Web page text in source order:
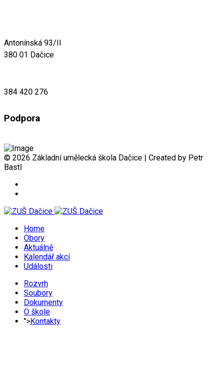
Antonínská 93/II
380 01 Dačice
384 420 276
Podpora
© 2026 Základní umělecká škola Dačice | Created by Petr
Bastl
Home
Obory
Aktuálně
Kalendář akcí
Události
Rozvrh
Soubory
Dokumenty
O škole
">Kontakty